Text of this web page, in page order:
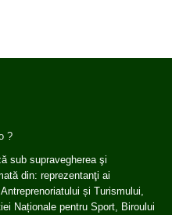
?
sub supravegherea şi
din: reprezentanţi ai
și Turismului,
Naționale pentru Sport, Biroului